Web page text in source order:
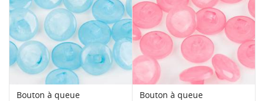
Bouton à queue Bouton à queue